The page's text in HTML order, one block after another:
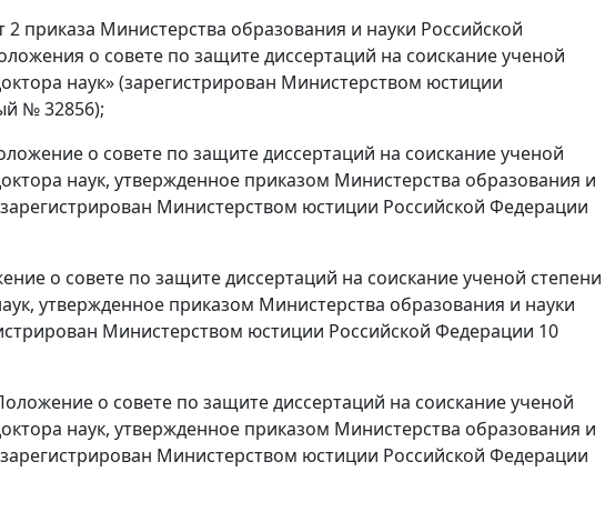
приказа Министерства образования и науки Российской
о совете по защите диссертаций на соискание ученой
наук» (зарегистрирован Министерством юстиции
№ 32856);
о совете по защите диссертаций на соискание ученой
наук, утвержденное приказом Министерства образования и
Министерством юстиции Российской Федерации
о совете по защите диссертаций на соискание ученой степени
утвержденное приказом Министерства образования и науки
Министерством юстиции Российской Федерации 10
о совете по защите диссертаций на соискание ученой
наук, утвержденное приказом Министерства образования и
Министерством юстиции Российской Федерации